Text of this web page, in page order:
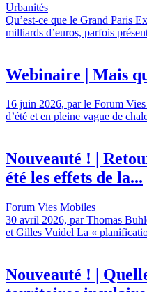
Urbanités
Qu’est-ce que le Grand Paris
milliards d’euros, parfois
Webinaire | Mais
16 juin 2026, par le Forum
d’été et en pleine vague de
Nouveauté ! |
été les effets de la...
Forum Vies Mobiles
30 avril 2026, par Thomas
et Gilles Vuidel La «
Nouveauté ! |